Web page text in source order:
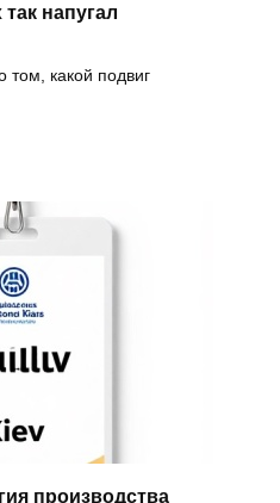
напугал
том, какой подвиг
производства